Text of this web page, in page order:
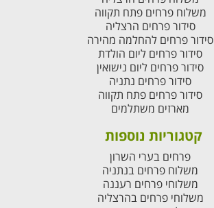
משלוח פרחים פתח תקווה
סידור פרחים הרצליה
סידור פרחים להחלמה מהירה
סידור פרחים ליום הולדת
סידור פרחים ליום נישואין
סידור פרחים נתניה
סידור פרחים פתח תקווה
מארזים משתלמים
קטגוריות נוספות
פרחים בערי השרון
משלוח פרחים בנתניה
משלוחי פרחים רעננה
משלוחי פרחים בהרצליה